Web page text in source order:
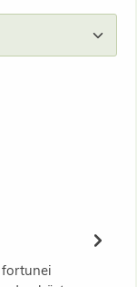
fortunei